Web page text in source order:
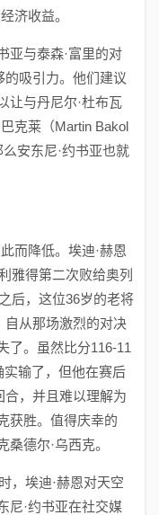
济收益。
亚与泰森·富里的对
吸引力。他们建议
让与丹尼尔·杜布瓦
克莱（Martin Bakol
安东尼·约书亚也就
而降低。埃迪·赫恩
雅得第二次败给奥列
后，这位36岁的老将
自从那场激烈的对决
了。虽然比分116-11
实输了，但他在赛后
合，并且难以理解为
获胜。值得庆幸的
德尔·乌西克。
，埃迪·赫恩对天空
尼·约书亚在社交媒